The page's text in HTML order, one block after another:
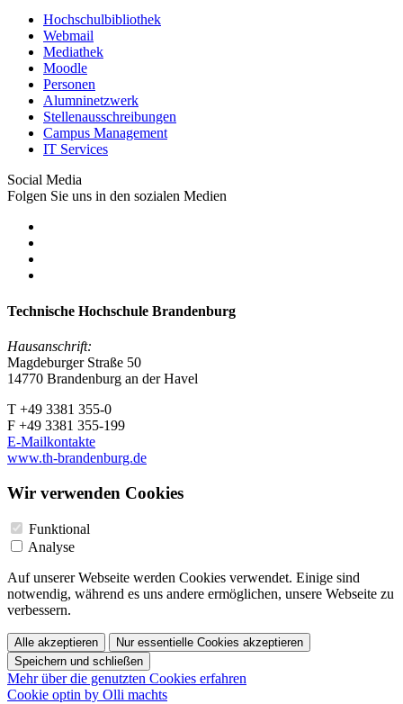
Hochschulbibliothek
Webmail
Mediathek
Moodle
Personen
Alumninetzwerk
Stellenausschreibungen
Campus Management
IT Services
Social Media
Folgen Sie uns in den sozialen Medien
Technische Hochschule Brandenburg
Hausanschrift:
Magdeburger Straße 50
14770 Brandenburg an der Havel
T +49 3381 355-0
F +49 3381 355-199
E-Mailkontakte
www.th-brandenburg.de
Wir verwenden Cookies
Funktional
Analyse
Auf unserer Webseite werden Cookies verwendet. Einige sind
notwendig, während es uns andere ermöglichen, unsere Webseite zu
verbessern.
Alle akzeptieren
Nur essentielle Cookies akzeptieren
Speichern und schließen
Mehr über die genutzten Cookies erfahren
Cookie optin by Olli machts